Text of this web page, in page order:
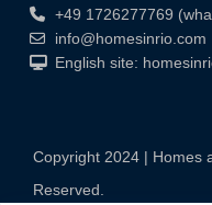
+49 1726277769
info@homesinrio.com
English site:
Copyright 2024 | Homes
Reserved.